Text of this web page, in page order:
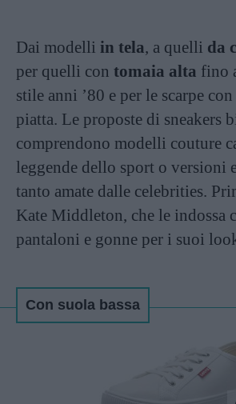
Dai modelli in tela, a quelli da
per quelli con tomaia alta fino
stile anni ’80 e per le scarpe con
piatta. Le proposte di sneakers
comprendono modelli couture
leggende dello sport o versioni
tanto amate dalle celebrities.
Kate Middleton, che le indossa
pantaloni e gonne per i suoi
Con suola bassa